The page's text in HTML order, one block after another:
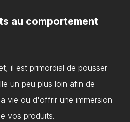
au comportement
il est primordial de pousser
un peu plus loin afin de
vie ou d'offrir une immersion
vos produits.